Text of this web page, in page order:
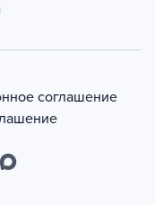
соглашение